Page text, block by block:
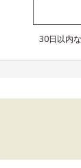
30日以内